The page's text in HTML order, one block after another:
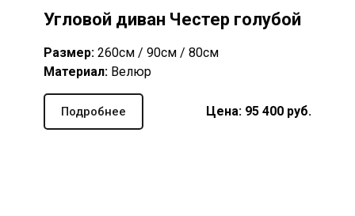
Угловой диван Честер голубой
Размер: 260см / 90см / 80см
Материал: Велюр
Подробнее Цена: 95 400 руб.